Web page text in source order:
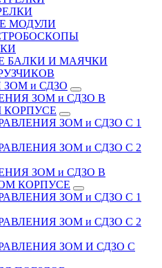
МОДУЛИ
БАЛКИ И МАЯЧКИ
и СДЗО
ЗОМ и СДЗО В
ЗОМ и СДЗО С 1
ЗОМ и СДЗО С 2
ЗОМ и СДЗО В
КОРПУСЕ
ЗОМ и СДЗО С 1
ЗОМ и СДЗО С 2
ЗОМ И СДЗО С